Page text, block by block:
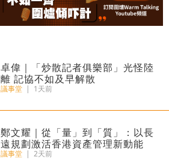
卓偉｜「炒散記者俱樂部」光怪陸
離 記協不如及早解散
議事堂 | 1天前
鄭文耀｜從「量」到「質」：以長
遠規劃激活香港資產管理新動能
議事堂 | 2天前